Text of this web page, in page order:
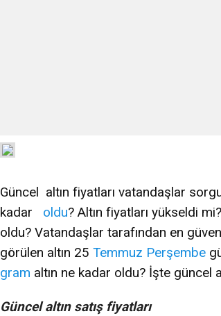
Güncel altın fiyatları vatandaşlar
kadar oldu? Altın fiyatları yükseldi
oldu? Vatandaşlar tarafından en
görülen altın 25 Temmuz Perşembe
gram altın ne kadar oldu? İşte güncel
Güncel altın satış fiyatları